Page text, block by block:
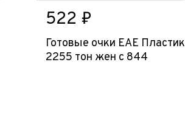
522 ₽
Готовые очки ЕАЕ Пластик
2255 тон жен с 844